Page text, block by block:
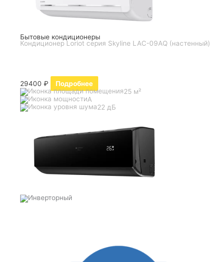
Бытовые кондиционеры
Кондиционер Loriot серия Skyline LAC-09AQ (настенный)
29400₽
Подробнее
25 м²
A
22 дБ